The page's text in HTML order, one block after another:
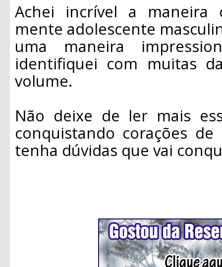
Achei incrível a maneira
mente adolescente
uma maneira
identifiquei com muitas
volume.
Não deixe de ler mais
conquistando corações
tenha dúvidas que vai